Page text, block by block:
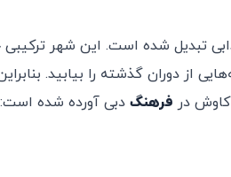
تبدیل شده است. این شهر
از دوران گذشته را بیابید.
کاوش در فرهنگ دبی آورده شده است: